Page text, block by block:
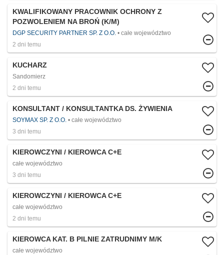
KWALIFIKOWANY PRACOWNIK OCHRONY Z
POZWOLENIEM NA BROŃ (K/M)
DGP SECURITY PARTNER SP. Z O.O.
całe województwo
2 dni temu
KUCHARZ
Sandomierz
2 dni temu
KONSULTANT / KONSULTANTKA DS. ŻYWIENIA
SOYMAX SP. Z O.O.
całe województwo
3 dni temu
KIEROWCZYNI / KIEROWCA C+E
całe województwo
3 dni temu
KIEROWCZYNI / KIEROWCA C+E
całe województwo
2 dni temu
KIEROWCA KAT. B PILNIE ZATRUDNIMY M/K
całe województwo